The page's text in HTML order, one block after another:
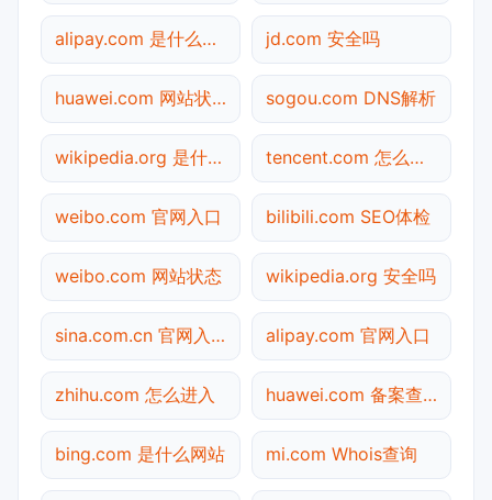
alipay.com 是什么网站 jd.com 安全吗
huawei.com 网站状态 sogou.com DNS解析
wikipedia.org 是什么网站 tencent.com 怎么进入
weibo.com 官网入口 bilibili.com SEO体检
weibo.com 网站状态 wikipedia.org 安全吗
sina.com.cn 官网入口 alipay.com 官网入口
zhihu.com 怎么进入 huawei.com 备案查询
bing.com 是什么网站 mi.com Whois查询